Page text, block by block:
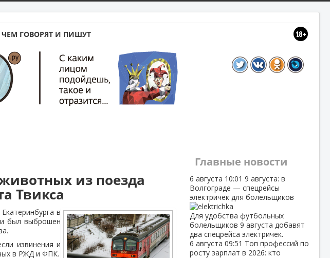
ГОВОРЯТ И ПИШУТ
из поезда
Твикса
в
и был выброшен
извинения и
в РЖД и ФПК.
Главные новости
6 августа 10:01 9 августа: в
Волгограде — спецрейсы
электричек для болельщиков
Для удобства футбольных
болельщиков 9 августа добавят
два спецрейса электричек.
6 августа 09:51 Топ профессий по
росту зарплат в 2026: кто